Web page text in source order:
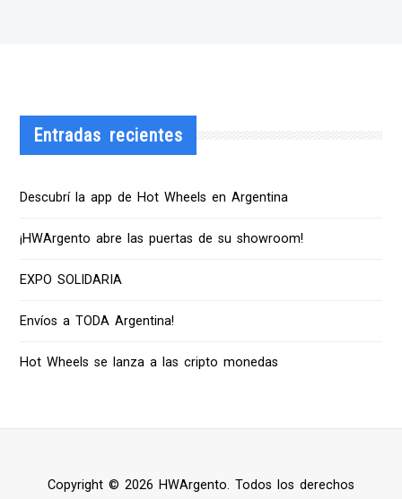
Entradas recientes
Descubrí la app de Hot Wheels en Argentina
¡HWArgento abre las puertas de su showroom!
EXPO SOLIDARIA
Envíos a TODA Argentina!
Hot Wheels se lanza a las cripto monedas
Copyright © 2026 HWArgento. Todos los derechos